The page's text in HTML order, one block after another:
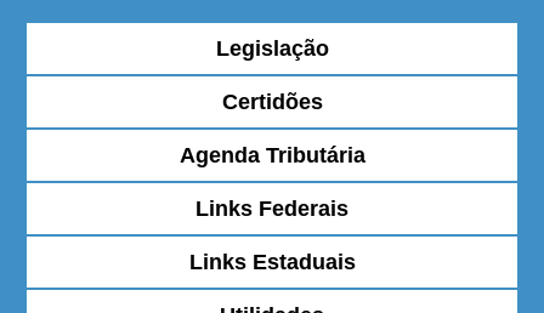
Legislação
Certidões
Agenda Tributária
Links Federais
Links Estaduais